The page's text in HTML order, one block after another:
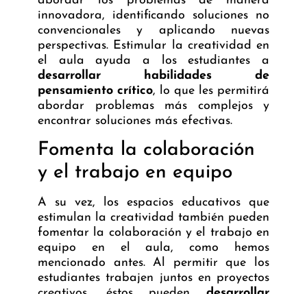
innovadora, identificando soluciones no
convencionales y aplicando nuevas
perspectivas. Estimular la creatividad en
el aula ayuda a los estudiantes a
desarrollar habilidades de
pensamiento crítico, lo que les permitirá
abordar problemas más complejos y
encontrar soluciones más efectivas.
Fomenta la colaboración
y el trabajo en equipo
A su vez, los espacios educativos que
estimulan la creatividad también pueden
fomentar la colaboración y el trabajo en
equipo en el aula, como hemos
mencionado antes. Al permitir que los
estudiantes trabajen juntos en proyectos